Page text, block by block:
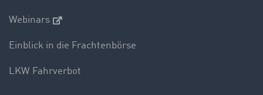
Webinars
Einblick in die Frachtenbörse
LKW Fahrverbot